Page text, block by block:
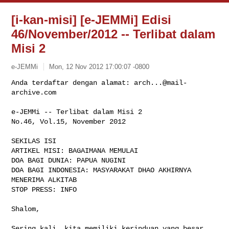
[i-kan-misi] [e-JEMMi] Edisi
46/November/2012 -- Terlibat dalam
Misi 2
e-JEMMi Mon, 12 Nov 2012 17:00:07 -0800
Anda terdaftar dengan alamat: arch...@mail-
archive.com
e-JEMMi -- Terlibat dalam Misi 2
No.46, Vol.15, November 2012
SEKILAS ISI
ARTIKEL MISI: BAGAIMANA MEMULAI
DOA BAGI DUNIA: PAPUA NUGINI
DOA BAGI INDONESIA: MASYARAKAT DHAO AKHIRNYA
MENERIMA ALKITAB
STOP PRESS: INFO
Shalom,